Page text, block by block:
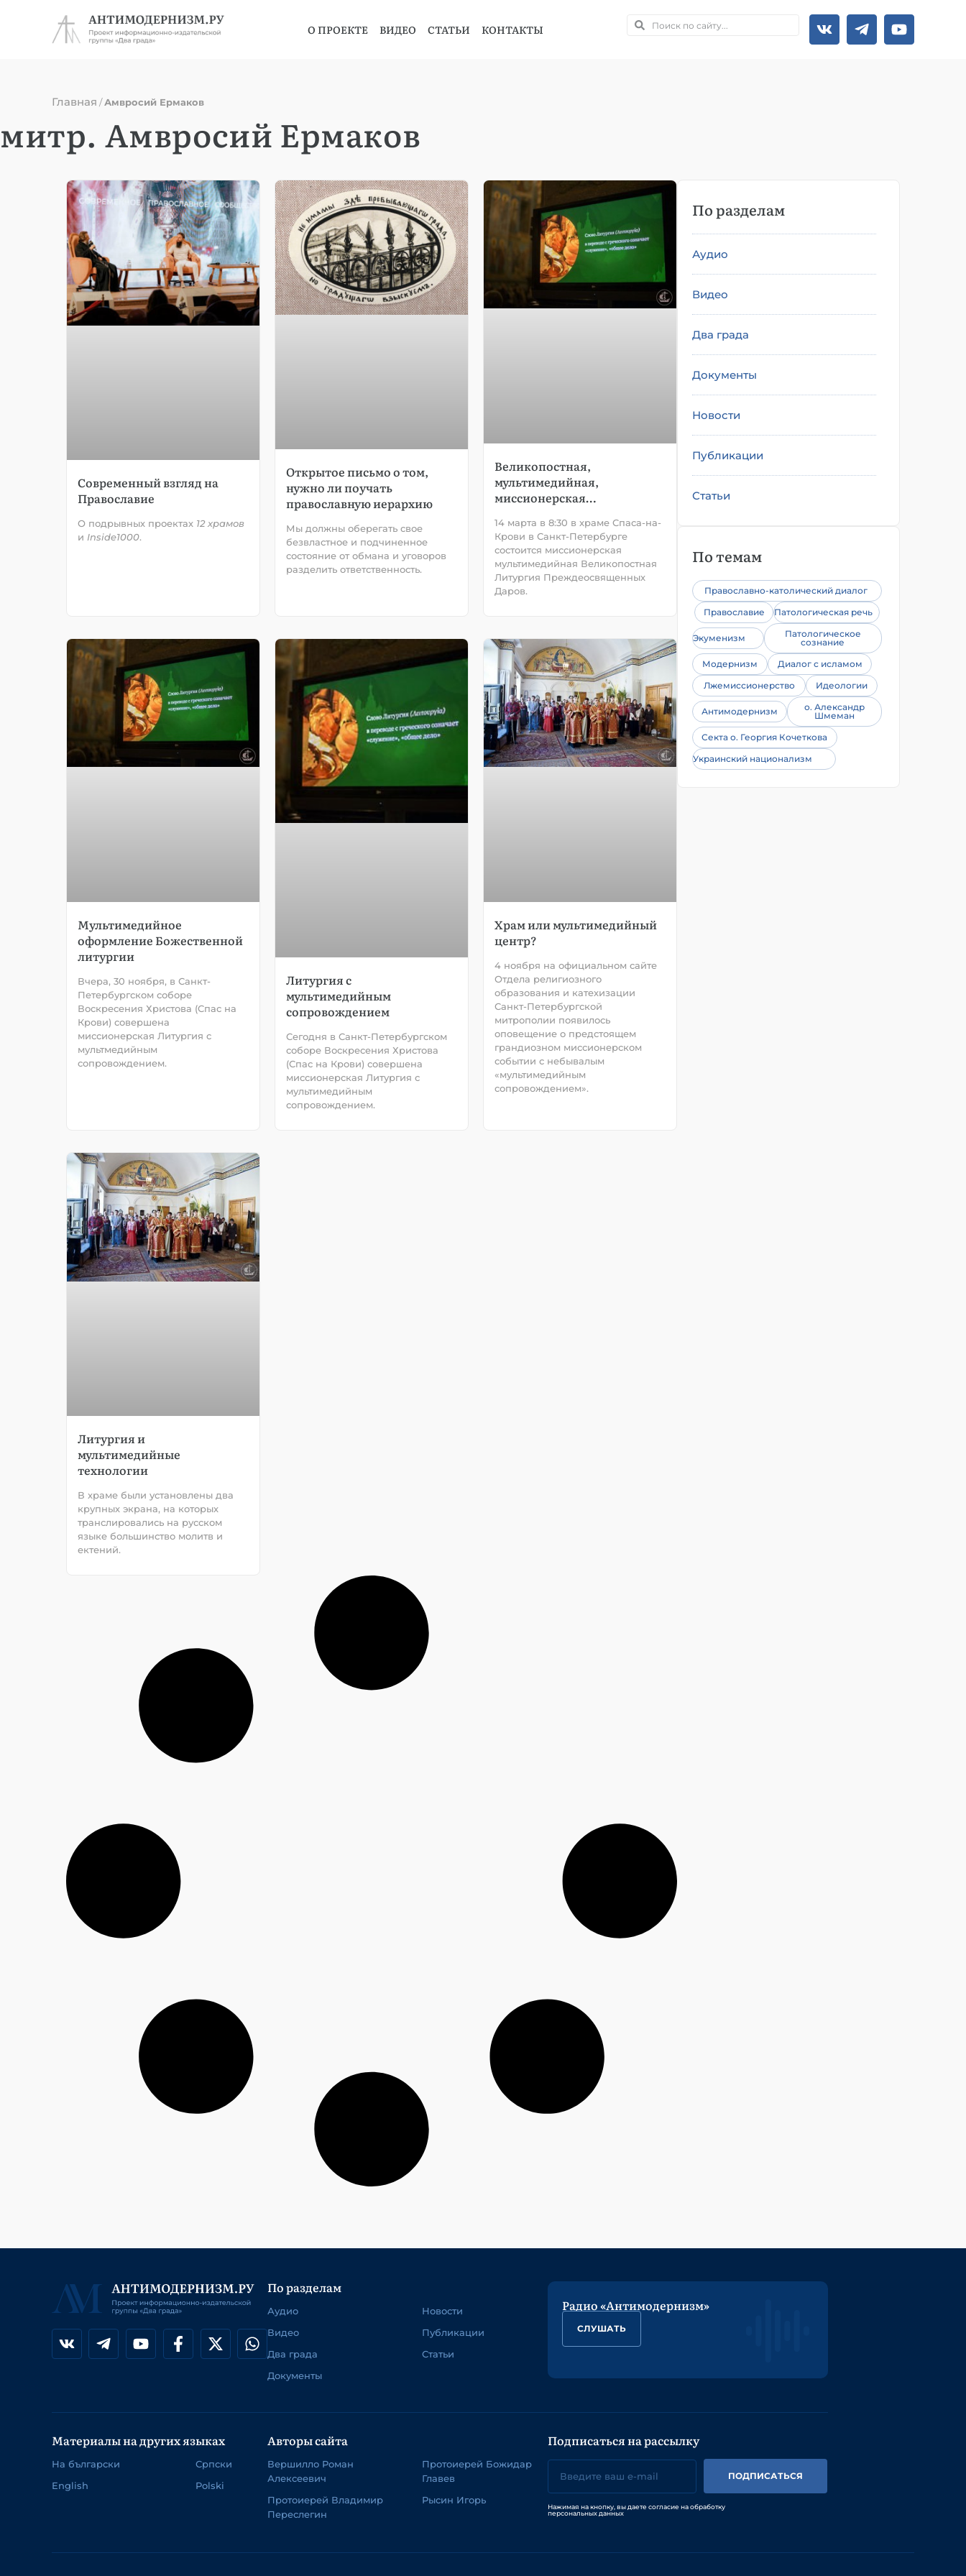
О ПРОЕКТЕ ВИДЕО СТАТЬИ КОНТАКТЫ
Главная /Амвросий Ермаков
митр. Амвросий Ермаков
Современный взгляд на
Православие
О подрывных проектах 12 храмов
и Inside1000.
Открытое письмо о том,
нужно ли поучать
православную иерархию
Мы должны оберегать свое
безвластное и подчиненное
состояние от обмана и уговоров
разделить ответственность.
Великопостная,
мультимедийная,
миссионерская…
14 марта в 8:30 в храме Спаса-на-
Крови в Санкт-Петербурге
состоится миссионерская
мультимедийная Великопостная
Литургия Преждеосвященных
Даров.
Мультимедийное
оформление Божественной
литургии
Вчера, 30 ноября, в Санкт-
Петербургском соборе
Воскресения Христова (Спас на
Крови) совершена
миссионерская Литургия с
мультмедийным
сопровождением.
Литургия с
мультимедийным
сопровождением
Сегодня в Санкт-Петербургском
соборе Воскресения Христова
(Спас на Крови) совершена
миссионерская Литургия с
мультимедийным
сопровождением.
Храм или мультимедийный
центр?
4 ноября на официальном сайте
Отдела религиозного
образования и катехизации
Санкт-Петербургской
митрополии появилось
оповещение о предстоящем
грандиозном миссионерском
событии с небывалым
«мультимедийным
сопровождением».
Литургия и
мультимедийные
технологии
В храме были установлены два
крупных экрана, на которых
транслировались на русском
языке большинство молитв и
ектений.
По разделам
Аудио
Видео
Два града
Документы
Новости
Публикации
Статьи
По темам
Православно-католический диалог
Православие
Патологическая речь
Экуменизм
Патологическое
сознание
Модернизм
Диалог с исламом
Лжемиссионерство
Идеологии
Антимодернизм
о. Александр
Шмеман
Секта о. Георгия Кочеткова
Украинский национализм
По разделам
Аудио
Видео
Два града
Документы
Новости
Публикации
Статьи
Радио «Антимодернизм»
СЛУШАТЬ
Материалы на других языках
На български
English
Српски
Polski
Авторы сайта
Вершилло Роман
Алексеевич
Протоиерей Владимир
Переслегин
Протоиерей Божидар
Главев
Рысин Игорь
Подписаться на рассылку
ПОДПИСАТЬСЯ
Нажимая на кнопку, вы даете согласие на обработку
персональных данных